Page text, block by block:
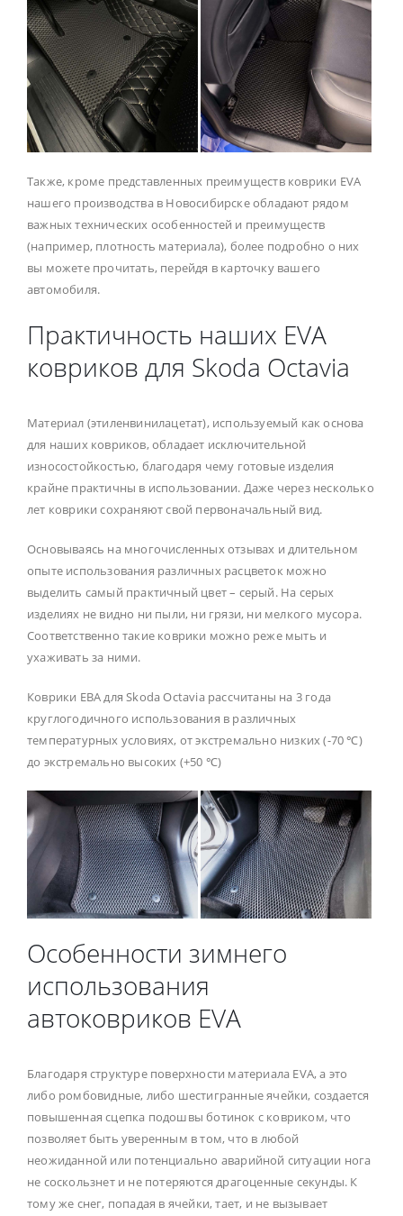
Также, кроме представленных преимуществ коврики EVA
нашего производства в Новосибирске обладают рядом
важных технических особенностей и преимуществ
(например, плотность материала), более подробно о них
вы можете прочитать, перейдя в карточку вашего
автомобиля.
Практичность наших EVA
ковриков для Skoda Octavia
Материал (этиленвинилацетат), используемый как основа
для наших ковриков, обладает исключительной
износостойкостью, благодаря чему готовые изделия
крайне практичны в использовании. Даже через несколько
лет коврики сохраняют свой первоначальный вид.
Основываясь на многочисленных отзывах и длительном
опыте использования различных расцветок можно
выделить самый практичный цвет – серый. На серых
изделиях не видно ни пыли, ни грязи, ни мелкого мусора.
Соответственно такие коврики можно реже мыть и
ухаживать за ними.
Коврики ЕВА для Skoda Octavia рассчитаны на 3 года
круглогодичного использования в различных
температурных условиях, от экстремально низких (-70 ℃)
до экстремально высоких (+50 ℃)
Особенности зимнего
использования
автоковриков EVA
Благодаря структуре поверхности материала EVA, а это
либо ромбовидные, либо шестигранные ячейки, создается
повышенная сцепка подошвы ботинок с ковриком, что
позволяет быть уверенным в том, что в любой
неожиданной или потенциально аварийной ситуации нога
не соскользнет и не потеряются драгоценные секунды. К
тому же снег, попадая в ячейки, тает, и не вызывает